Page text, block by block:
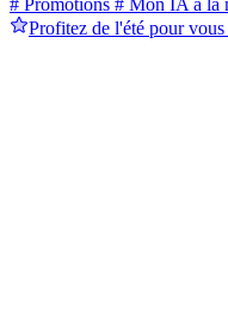
# Promotions # Mon IA à la
Profitez de l'été pour